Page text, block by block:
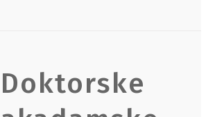
Doktorske